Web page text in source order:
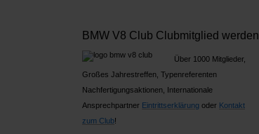
BMW V8 Club Clubmitglied werden
Über 1000 Mitglieder,
Großes Jahrestreffen, Typenreferenten
Nachfertigungsaktionen, Internationale
Ansprechpartner Eintrittserklärung oder Kontakt
zum Club!